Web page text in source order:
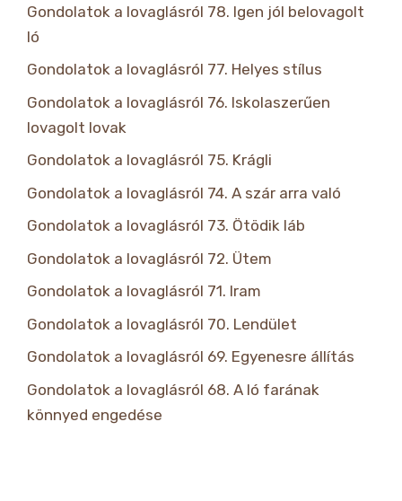
Gondolatok a lovaglásról 78. Igen jól belovagolt
ló
Gondolatok a lovaglásról 77. Helyes stílus
Gondolatok a lovaglásról 76. Iskolaszerűen
lovagolt lovak
Gondolatok a lovaglásról 75. Krágli
Gondolatok a lovaglásról 74. A szár arra való
Gondolatok a lovaglásról 73. Ötödik láb
Gondolatok a lovaglásról 72. Ütem
Gondolatok a lovaglásról 71. Iram
Gondolatok a lovaglásról 70. Lendület
Gondolatok a lovaglásról 69. Egyenesre állítás
Gondolatok a lovaglásról 68. A ló farának
könnyed engedése